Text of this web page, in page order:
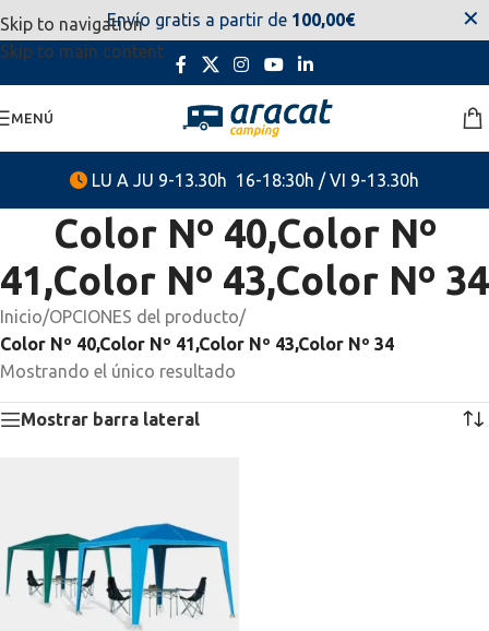
Skip to navigation
Skip to main content
estaremos disponibles. Disculpen las molestias.
MENÚ
LU A JU 9-13.30h 16-18:30h / VI 9-13.30h
Color Nº 40,Color Nº
41,Color Nº 43,Color Nº 34
Inicio/OPCIONES del producto/
Color Nº 40,Color Nº 41,Color Nº 43,Color Nº 34
Mostrando el único resultado
Envío gratis a partir de 100,00€ ✕
Mostrar barra lateral